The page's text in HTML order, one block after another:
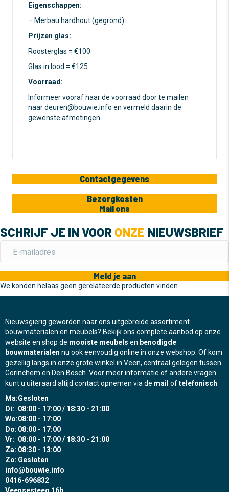
Eigenschappen:
– Merbau hardhout (gegrond)
Prijzen glas:
Roosterglas = €100
Glas in lood = €125
Voorraad:
Informeer vooraf naar de voorraad door te mailen
naardeuren@bouwie.info en vermeld daarin de
gewenste afmetingen.
Contactgegevens
Bezorgkosten
Mail ons
SCHRIJF JE IN VOOR ONZE NIEUWSBRIEF
Meld je aan
We konden helaas geen gerelateerde producten vinden
Nieuwsgierig geworden naar ons uitgebreide assortiment
bouwmaterialen en meubels? Bekijk ons complete aanbod op onze
website en shop de mooiste meubels en benodigde
bouwmaterialen nu ook eenvoudig online in onze webshop. Of kom
gezellig langs in onze grote winkel in Veen, centraal gelegen tussen
Gorinchem en Den Bosch. Voor meer informatie of andere vragen
kunt u uiteraard altijd contact opnemen via de mail oftelefonisch
Ma:Gesloten
Di: 08:00 - 17:00 / 18:30 - 21:00
Wo:08:00 - 17:00
Do: 08:00 - 17:00
Vr: 08:00 - 17:00 / 18:30 - 21:00
Za: 08:30 - 13:00
Zo: Gesloten
info@bouwie.info
0416-696832